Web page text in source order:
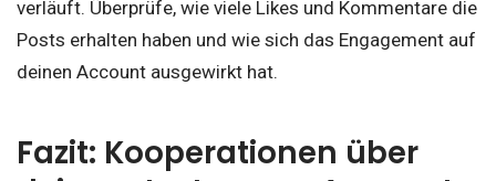
verläuft. Überprüfe, wie viele Likes und Kommentare die
Posts erhalten haben und wie sich das Engagement auf
deinen Account ausgewirkt hat.
Fazit: Kooperationen über